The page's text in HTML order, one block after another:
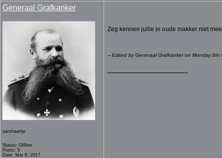
Generaal Grafkanker
aarshaartje
Status: Offline
Posts: 5
Date: Mar 6, 2017
Zeg kennen jullie je oude makker niet
-- Edited by Generaal Grafkanker on Monday